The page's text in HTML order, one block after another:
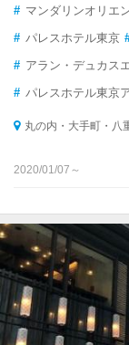
# マンダリンオリエ
# パレスホテル東京
# アラン・デュカス
# パレスホテル東京
丸の内・大手町・八
2020/01/07～